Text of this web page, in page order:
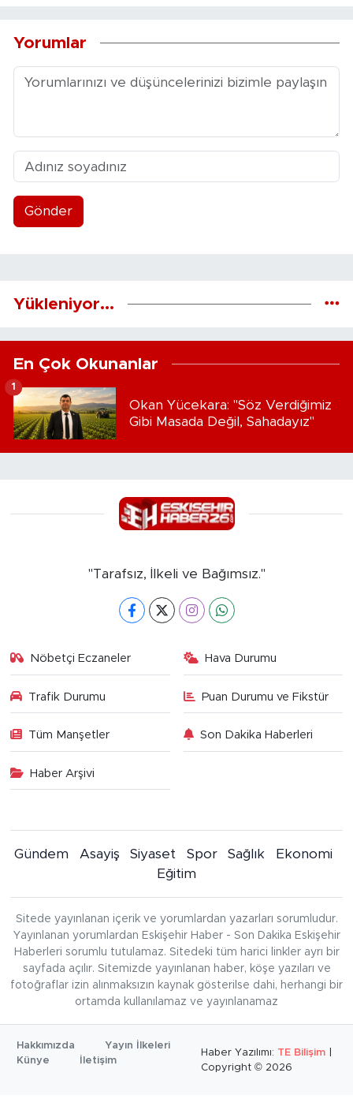
Yorumlar
Gönder
Yükleniyor...
En Çok Okunanlar
Okan Yücekara: "Söz Verdiğimiz
Gibi Masada Değil, Sahadayız"
1
"Tarafsız, İlkeli ve Bağımsız."
Nöbetçi Eczaneler Hava Durumu
Trafik Durumu Puan Durumu ve Fikstür
Tüm Manşetler Son Dakika Haberleri
Haber Arşivi
Gündem Asayiş Siyaset Spor Sağlık
Ekonomi
Eğitim
Sitede yayınlanan içerik ve yorumlardan yazarları sorumludur.
Yayınlanan yorumlardan Eskişehir Haber - Son Dakika Eskişehir
Haberleri sorumlu tutulamaz. Sitedeki tüm harici linkler ayrı bir
sayfada açılır. Sitemizde yayınlanan haber, köşe yazıları ve
fotoğraflar izin alınmaksızın kaynak gösterilse dahi, herhangi bir
ortamda kullanılamaz ve yayınlanamaz
Hakkımızda
Yayın İlkeleri
Künye
İletişim
Haber Yazılımı: TE Bilişim
Copyright © 2026